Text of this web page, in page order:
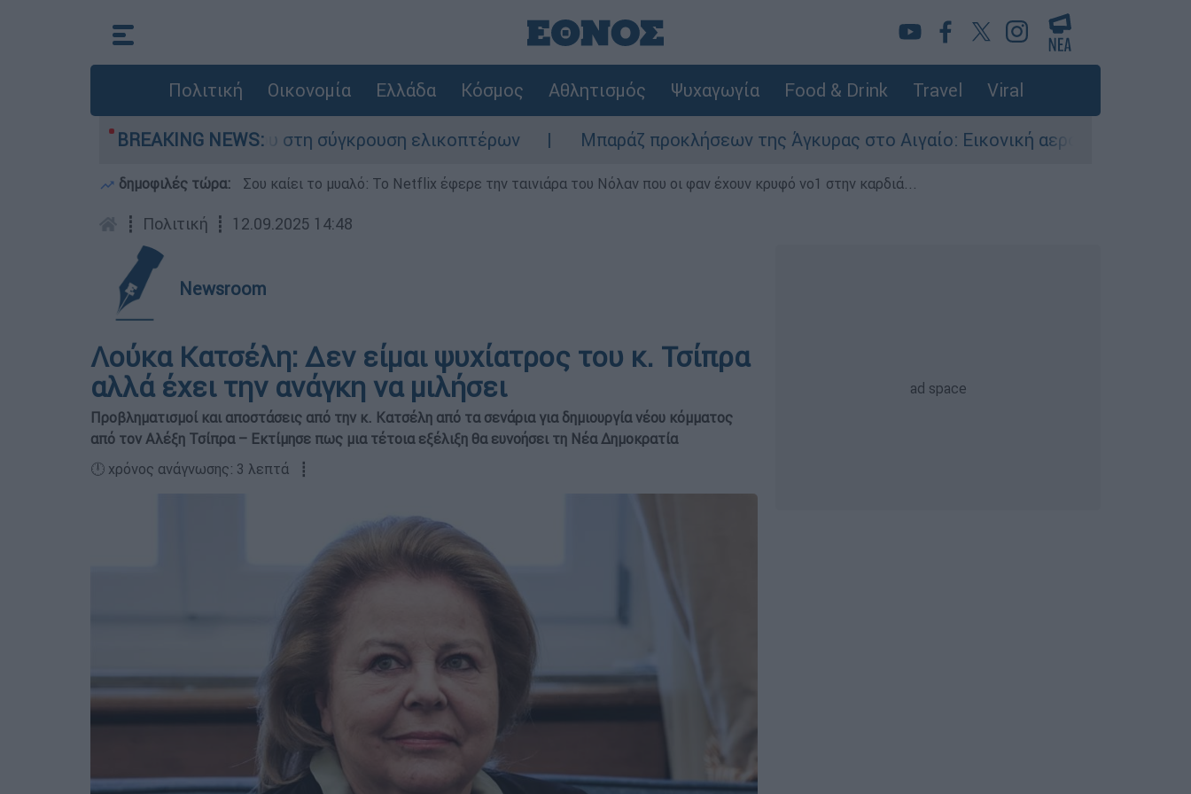
Πολιτική Οικονομία Ελλάδα Κόσμος Αθλητισμός Ψυχαγωγία Food & Drink Travel Viral
BREAKING NEWS:
που έχασε τη ζωή του στη σύγκρουση ελικοπτέρων Μπαράζ προκλήσεων της Άγκυρας στο Αιγαίο: Εικονική αερομαχία ανάμεσα σε
δημοφιλές τώρα: Σου καίει το μυαλό: Το Netflix έφερε την ταινιάρα του Νόλαν που οι φαν έχουν κρυφό νο1 στην καρδιά...
┋ Πολιτική ┋ 12.09.2025 14:48
Newsroom
Λούκα Κατσέλη: Δεν είμαι ψυχίατρος του κ. Τσίπρα
αλλά έχει την ανάγκη να μιλήσει
Προβληματισμοί και αποστάσεις από την κ. Κατσέλη από τα σενάρια για δημιουργία νέου κόμματος
από τον Αλέξη Τσίπρα – Εκτίμησε πως μια τέτοια εξέλιξη θα ευνοήσει τη Νέα Δημοκρατία
🕛 χρόνος ανάγνωσης: 3 λεπτά ┋